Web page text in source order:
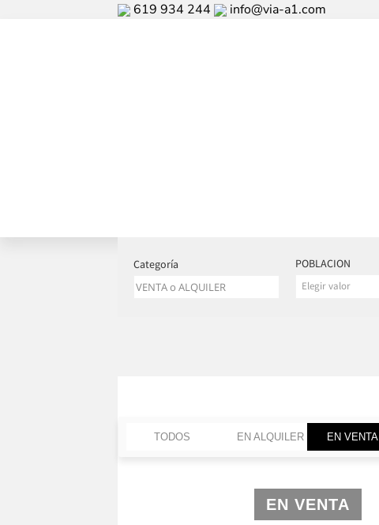
619 934 244 info@via-a1.com
Categoría POBLACION
TODOS EN ALQUILER EN VENTA
EN VENTA